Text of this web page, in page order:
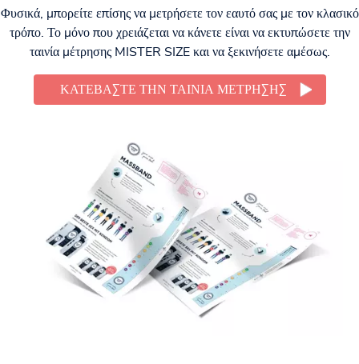
Φυσικά, μπορείτε επίσης να μετρήσετε τον εαυτό σας με τον κλασικό
τρόπο. Το μόνο που χρειάζεται να κάνετε είναι να εκτυπώσετε την
ταινία μέτρησης MISTER SIZE και να ξεκινήσετε αμέσως.
ΚΑΤΕΒΆΣΤΕ ΤΗΝ ΤΑΙΝΊΑ ΜΈΤΡΗΣΗΣ